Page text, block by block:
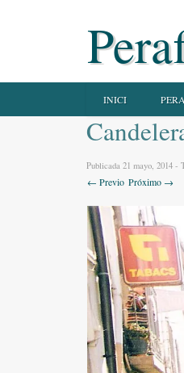
INICI
Publicada 21 mayo, 2014 -
← Previo Próximo →